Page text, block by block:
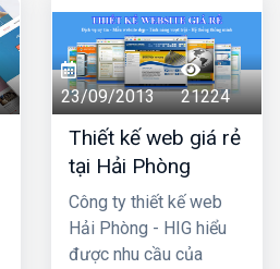
23/09/2013 21224
Thiết kế web giá rẻ
tại Hải Phòng
Công ty thiết kế web
Hải Phòng - HIG hiểu
được nhu cầu của